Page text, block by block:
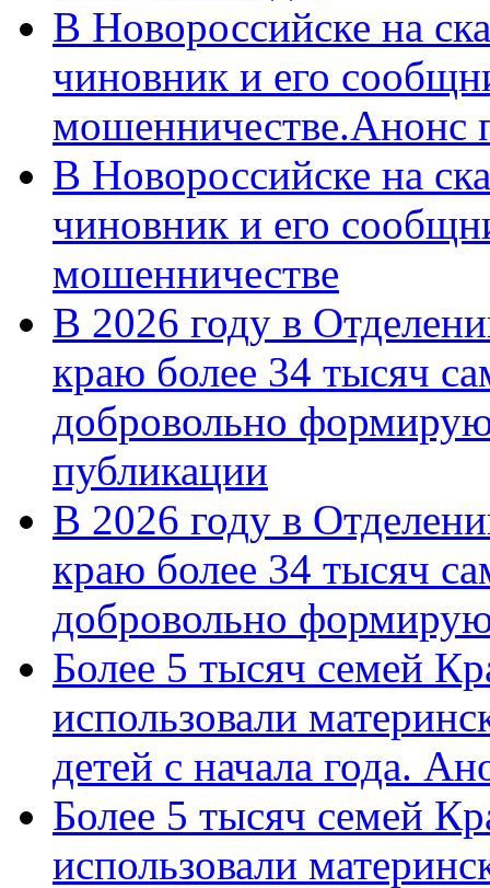
В Новороссийске на
чиновник и его
мошенничестве.Анонс
В Новороссийске на
чиновник и его
мошенничестве
В 2026 году в
краю более 34 тысяч
добровольно
публикации
В 2026 году в
краю более 34 тысяч
добровольно
Более 5 тысяч семей
использовали
детей с начала года.
Более 5 тысяч семей
использовали